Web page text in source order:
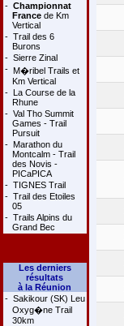
- Championnat
Francede Km
Vertical
- Trail des 6
Burons
- Sierre Zinal
- M�ribel Trails et
Km Vertical
- La Course de la
Rhune
- Val Tho Summit
Games - Trail
Pursuit
- Marathon du
Montcalm - Trail
des Novis -
PICaPICA
- TIGNES Trail
- Trail des Etoiles
05
- Trails Alpins du
Grand Bec
Les derniers
résultats
à la Réunion
- Sakikour (SK) Leu
Oxyg�ne Trail
30km